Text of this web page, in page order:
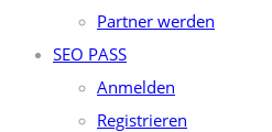
Partner werden
SEO PASS
Anmelden
Registrieren